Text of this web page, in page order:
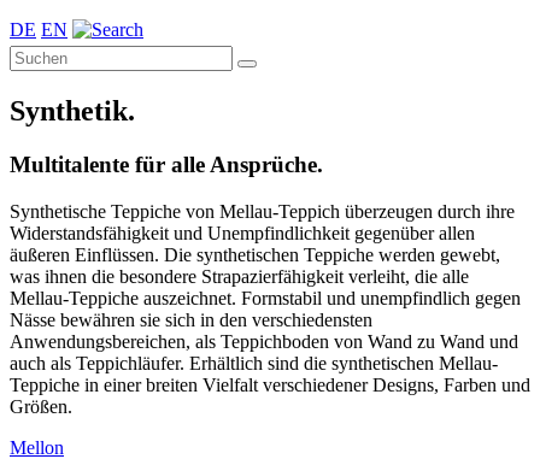
DE EN
Synthetik.
Multitalente für alle Ansprüche.
Synthetische Teppiche von Mellau-Teppich überzeugen durch ihre
Widerstandsfähigkeit und Unempfindlichkeit gegenüber allen
äußeren Einflüssen. Die synthetischen Teppiche werden gewebt,
was ihnen die besondere Strapazierfähigkeit verleiht, die alle
Mellau-Teppiche auszeichnet. Formstabil und unempfindlich gegen
Nässe bewähren sie sich in den verschiedensten
Anwendungsbereichen, als Teppichboden von Wand zu Wand und
auch als Teppichläufer. Erhältlich sind die synthetischen Mellau-
Teppiche in einer breiten Vielfalt verschiedener Designs, Farben und
Größen.
Mellon